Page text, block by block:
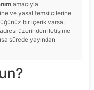
amacıyla
ve yasal temsilcilerine
bir içerik varsa,
üzerinden iletişime
sürede yayından